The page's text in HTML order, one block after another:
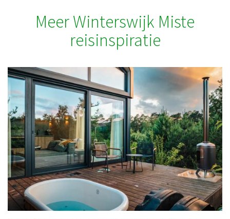
Meer Winterswijk Miste
reisinspiratie